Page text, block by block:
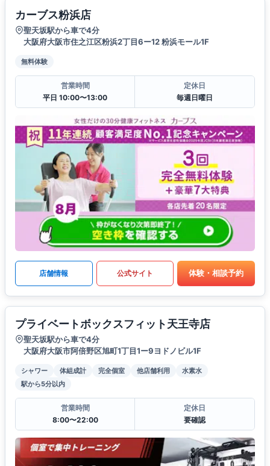
カーブス粉浜店
聖天坂駅から車で4分
大阪府大阪市住之江区粉浜2丁目6ー12 粉浜モール1F
無料体験
営業時間
平日 10:00〜13:00
定休日
毎週日曜日
店舗情報 公式サイト 体験・相談予約
プライベートボックスフィット天王寺店
聖天坂駅から車で4分
大阪府大阪市阿倍野区旭町1丁目1ー9ヨドノビル1F
シャワー 体組成計 完全個室 他店舗利用
水素水
駅から5分以内
営業時間
8:00〜22:00
定休日
要確認